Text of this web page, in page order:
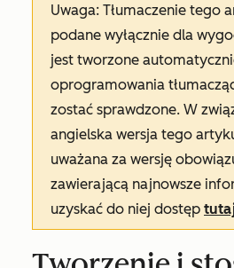
Uwaga: Tłumaczenie tego
podane wyłącznie dla
jest tworzone
oprogramowania
zostać sprawdzone. W
angielska wersja tego
uważana za wersję
zawierającą najnowsze
uzyskać do niej dostęp